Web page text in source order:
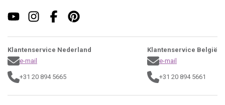
Klantenservice Nederland
e-mail
+31 20 894 5665
Klantenservice België
e-mail
+31 20 894 5661